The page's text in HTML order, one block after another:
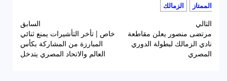
الممتاز
الزمالك
تصفّح
المقالات
السابق
خاص | تأخر التأشيرات يمنع ثنائي
المبارزة من المشاركة بكأس
العالم والاتحاد المصري يتدخل
التالي
مرتضى منصور يعلن مقاطعة
نادي الزمالك لبطولة الدوري
المصري